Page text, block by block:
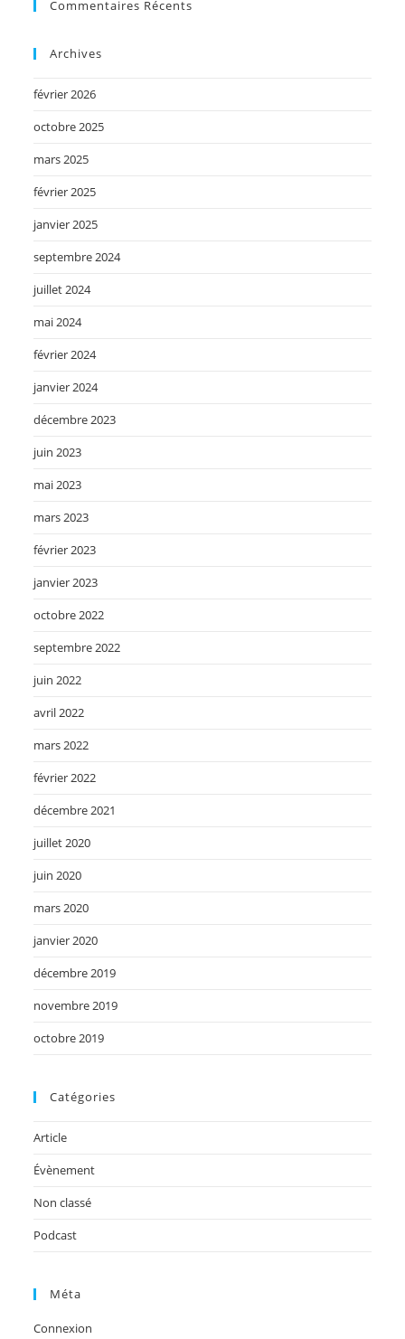
Commentaires Récents
Archives
février 2026
octobre 2025
mars 2025
février 2025
janvier 2025
septembre 2024
juillet 2024
mai 2024
février 2024
janvier 2024
décembre 2023
juin 2023
mai 2023
mars 2023
février 2023
janvier 2023
octobre 2022
septembre 2022
juin 2022
avril 2022
mars 2022
février 2022
décembre 2021
juillet 2020
juin 2020
mars 2020
janvier 2020
décembre 2019
novembre 2019
octobre 2019
Catégories
Article
Évènement
Non classé
Podcast
Méta
Connexion